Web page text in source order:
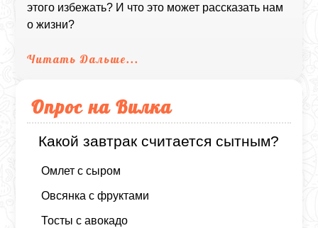
этого избежать? И что это может рассказать нам
о жизни?
Читать Дальше...
Опрос на Вилка
Какой завтрак считается сытным?
Омлет с сыром
Овсянка с фруктами
Тосты с авокадо